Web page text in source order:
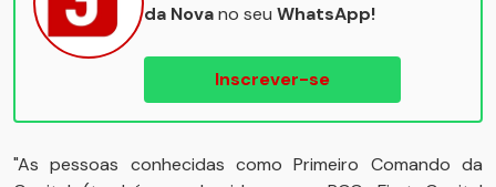
da Novano seu WhatsApp!
Inscrever-se
"As pessoas conhecidas como Primeiro Comando da